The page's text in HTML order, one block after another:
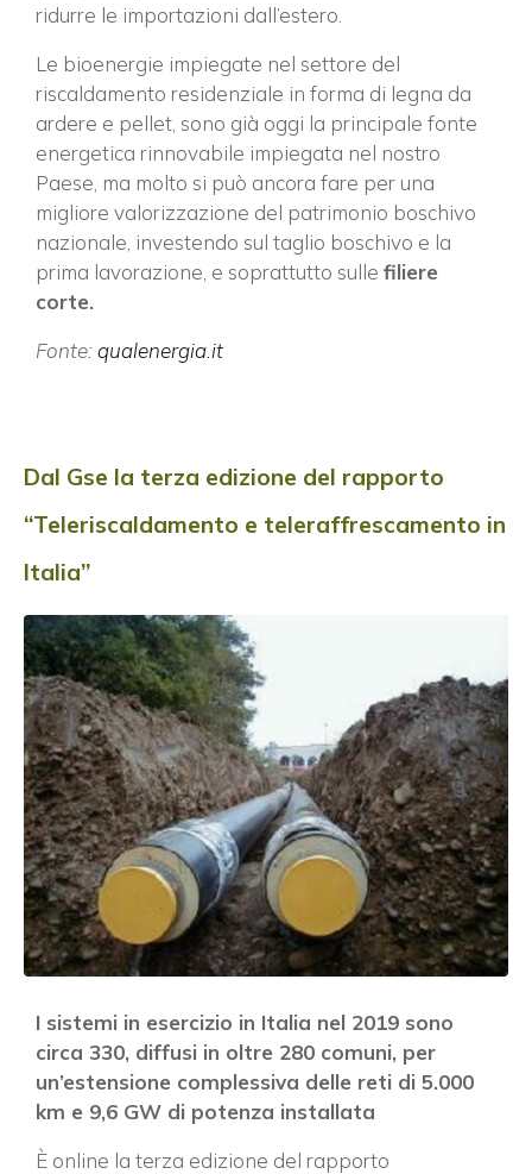
ridurre le importazioni dall’estero.
Le bioenergie impiegate nel settore del
riscaldamento residenziale in forma di legna da
ardere e pellet, sono già oggi la principale fonte
energetica rinnovabile impiegata nel nostro
Paese, ma molto si può ancora fare per una
migliore valorizzazione del patrimonio boschivo
nazionale, investendo sul taglio boschivo e la
prima lavorazione, e soprattutto sulle filiere
corte.
Fonte: qualenergia.it
Dal Gse la terza edizione del rapporto
“Teleriscaldamento e teleraffrescamento in
Italia”
I sistemi in esercizio in Italia nel 2019 sono
circa 330, diffusi in oltre 280 comuni, per
un’estensione complessiva delle reti di 5.000
km e 9,6 GW di potenza installata
È online la terza edizione del rapporto